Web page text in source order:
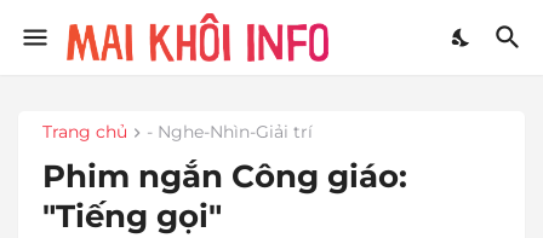
Trang chủ - Nghe-Nhìn-Giải trí
Phim ngắn Công giáo:
"Tiếng gọi"